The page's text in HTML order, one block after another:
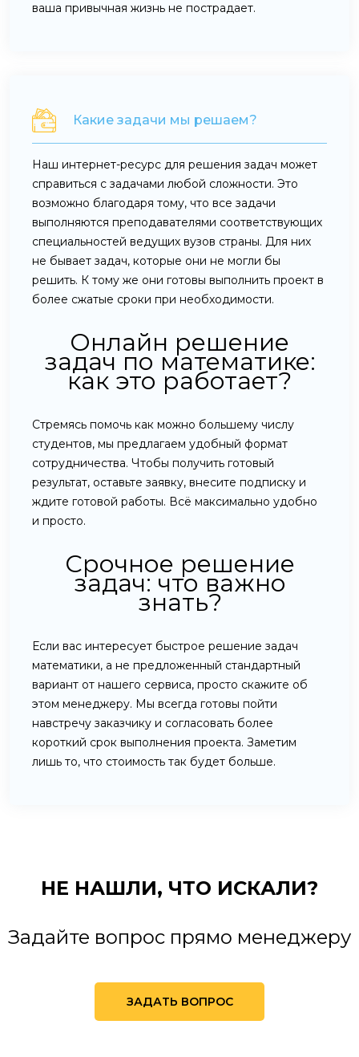
ваша привычная жизнь не пострадает.
Какие задачи мы решаем?
Наш интернет-ресурс для решения задач может
справиться с задачами любой сложности. Это
возможно благодаря тому, что все задачи
выполняются преподавателями соответствующих
специальностей ведущих вузов страны. Для них
не бывает задач, которые они не могли бы
решить. К тому же они готовы выполнить проект в
более сжатые сроки при необходимости.
Онлайн решение
задач по математике:
как это работает?
Стремясь помочь как можно большему числу
студентов, мы предлагаем удобный формат
сотрудничества. Чтобы получить готовый
результат, оставьте заявку, внесите подписку и
ждите готовой работы. Всё максимально удобно
и просто.
Срочное решение
задач: что важно
знать?
Если вас интересует быстрое решение задач
математики, а не предложенный стандартный
вариант от нашего сервиса, просто скажите об
этом менеджеру. Мы всегда готовы пойти
навстречу заказчику и согласовать более
короткий срок выполнения проекта. Заметим
лишь то, что стоимость так будет больше.
НЕ НАШЛИ, ЧТО ИСКАЛИ?
Задайте вопрос прямо менеджеру
ЗАДАТЬ ВОПРОС